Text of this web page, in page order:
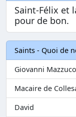
Saint-Félix et
pour de bon.
Saints - Quoi de
Giovanni
Macaire de
David